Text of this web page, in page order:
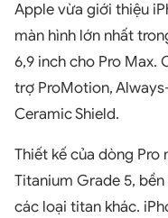
Apple vừa giới thiệu
màn hình lớn nhất
6,9 inch cho Pro Max.
trợ ProMotion,
Ceramic Shield.
Thiết kế của dòng Pro
Titanium Grade 5,
các loại titan khác.